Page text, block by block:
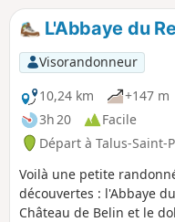
Abbaye de Saint-Gond
une touche de
L'Abbaye du
Visorandonneur
10,24 km
+147 m
3h 20
Facile
Départ à Talus-Saint-
Voilà une petite
découvertes : l'Abbaye
Château de Belin et le